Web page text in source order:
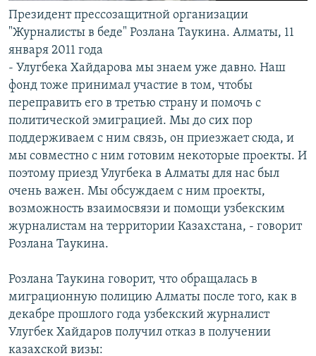
Президент прессозащитной организации
"Журналисты в беде" Розлана Таукина. Алматы, 11
января 2011 года
- Улугбека Хайдарова мы знаем уже давно. Наш
фонд тоже принимал участие в том, чтобы
переправить его в третью страну и помочь с
политической эмиграцией. Мы до сих пор
поддерживаем с ним связь, он приезжает сюда, и
мы совместно с ним готовим некоторые проекты. И
поэтому приезд Улугбека в Алматы для нас был
очень важен. Мы обсуждаем с ним проекты,
возможность взаимосвязи и помощи узбекским
журналистам на территории Казахстана, - говорит
Розлана Таукина.
Розлана Таукина говорит, что обращалась в
миграционную полицию Алматы после того, как в
декабре прошлого года узбекский журналист
Улугбек Хайдаров получил отказ в получении
казахской визы: